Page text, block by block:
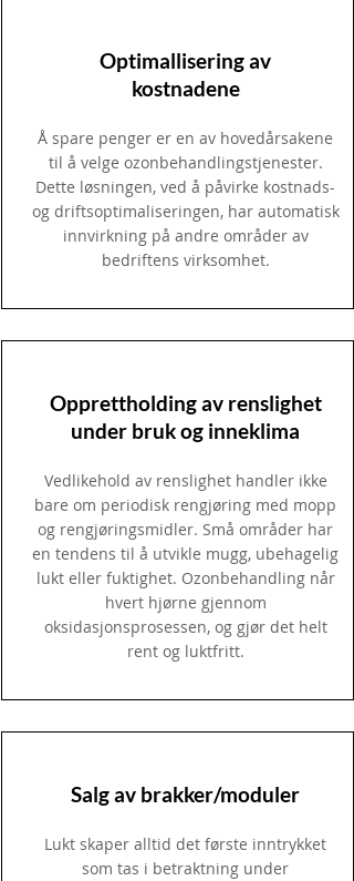
Optimallisering av
kostnadene
Å spare penger er en av hovedårsakene
til å velge ozonbehandlingstjenester.
Dette løsningen, ved å påvirke kostnads-
og driftsoptimaliseringen, har automatisk
innvirkning på andre områder av
bedriftens virksomhet.
Opprettholding av renslighet
under bruk og inneklima
Vedlikehold av renslighet handler ikke
bare om periodisk rengjøring med mopp
og rengjøringsmidler. Små områder har
en tendens til å utvikle mugg, ubehagelig
lukt eller fuktighet. Ozonbehandling når
hvert hjørne gjennom
oksidasjonsprosessen, og gjør det helt
rent og luktfritt.
Salg av brakker/moduler
Lukt skaper alltid det første inntrykket
som tas i betraktning under